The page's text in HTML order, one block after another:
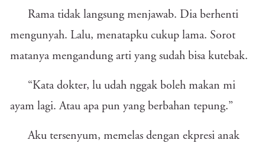
Rama tidak langsung menjawab. Dia berhenti
mengunyah. Lalu, menatapku cukup lama. Sorot
matanya mengandung arti yang sudah bisa kutebak.
“Kata dokter, lu udah nggak boleh makan mi
ayam lagi. Atau apa pun yang berbahan tepung.”
Aku tersenyum, memelas dengan ekpresi anak